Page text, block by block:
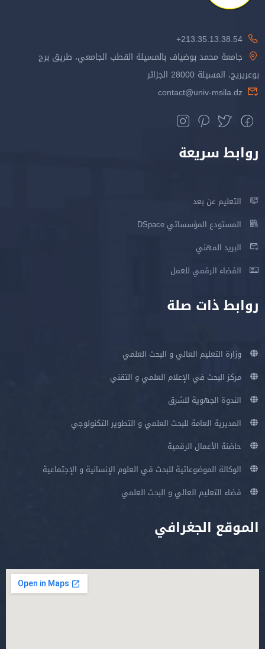
213.35.13.38.54+
جامعة محمد بوضياف بالمسيلة القطب الجامعي، طريق برج
بوعريريج، المسيلة 28000 الجزائر
contact@univ-msila.dz
روابط سريعة
التعليم عن بعد
المستودع المؤسساتي DSpace
البريد المهني
الفضاء الرقمي للعمل
روابط ذات صلة
وزارة التعليم العالي و البحث العلمي
مركز البحث في الإعلام العلمي و التقني
الندوة الجهوية للشرق
المديرية العامة للبحث العلمي و التطوير التكنولوجي
حاضنة الأعمال الرقمية
الوكالة الموضوعاتية للبحث في العلوم الإنسانية و الإجتماعية
فضاء التعليم العالي و البحث العلمي
الموقع الجغرافي